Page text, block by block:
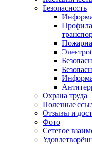
Безопасность
Охрана труда
Полезные
Отзывы и
Фото
Сетевое